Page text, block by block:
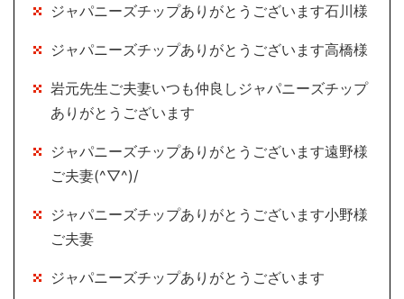
ジャパニーズチップありがとうございます石川様
ジャパニーズチップありがとうございます高橋様
岩元先生ご夫妻いつも仲良しジャパニーズチップ
ありがとうございます
ジャパニーズチップありがとうございます遠野様
ご夫妻(^▽^)/
ジャパニーズチップありがとうございます小野様
ご夫妻
ジャパニーズチップありがとうございます